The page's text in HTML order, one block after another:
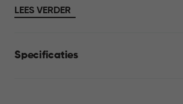
schoonmaken eenvoudig en het geurfilter
verminderen. Inclusief een schepje en een
LEES VERDER
Specificaties